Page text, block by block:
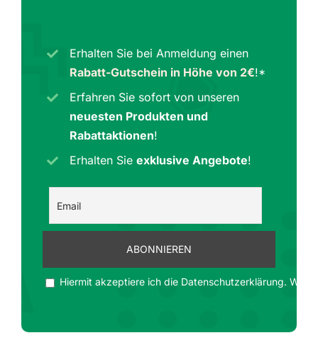
Erhalten Sie bei Anmeldung einen
Rabatt-Gutschein in Höhe von 2€!*
Erfahren Sie sofort von unseren
neuesten Produkten und
Rabattaktionen!
Erhalten Sieexklusive Angebote!
Hiermit akzeptiere ich die Datenschutzerklärung. Wir